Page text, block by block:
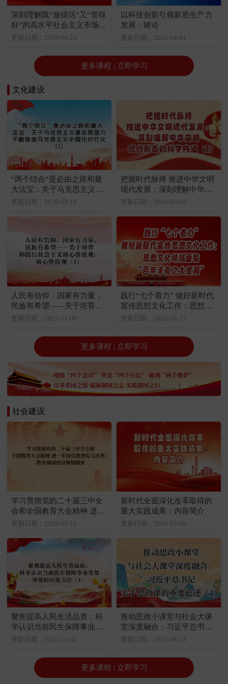
深刻理解既“放得活”又“管得
好”的高水平社会主义市场经
济体制的丰富内涵和重大意
济体制是中国式现代化的重
更新日期：2026-06-24
以科技创新引领新质生产力
发展：绪论
更新日期：2026-04-01
更多课程 | 立即学习
文化建设
“两个结合”是必由之路和最
大法宝：关于马克思主义基
本原理与不断推进马克思主
更新日期：2026-03-19
把握时代脉搏 推进中华文明
现代发展：深刻理解中华文
明现代形态的科学内涵（1）
更新日期：2026-03-05
人民有信仰，国家有力量，
民族有希望——关于培育和
践行社会主义核心价值观：
更新日期：2025-11-09
践行“七个着力” 做好新时代
宣传思想文化工作：思想文
化领域面临“百年未有之大变
更新日期：2025-10-27
更多课程 | 立即学习
社会建设
学习贯彻党的二十届三中全
会和全国教育大会精神 进一
步深化教育综合改革：教育
更新日期：2026-03-15
新时代全面深化改革取得的
重大实践成果：内容简介
更新日期：2026-03-08
聚焦提高人民生活品质：科
学认识当前民生保障事业发
展所处的历史方位（1）
更新日期：2025-11-02
推动思政小课堂与社会大课
堂深度融合：习近平总书记
关于思政课的重要论述（1）
更新日期：2025-08-13
更多课程 | 立即学习